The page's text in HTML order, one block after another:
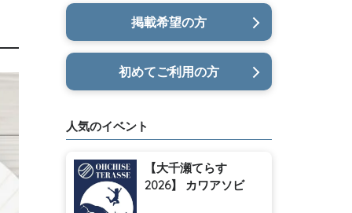
掲載希望の方
初めてご利用の方
人気のイベント
【大千瀬てらす
2026】 カワアソビ